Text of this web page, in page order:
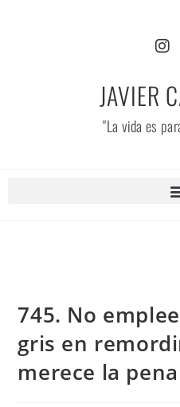
JAVIER
"La vida es
745. No
gris en
merece la pena